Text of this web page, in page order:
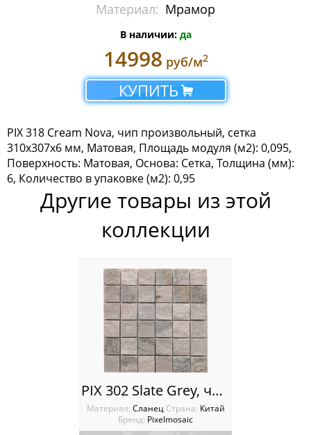
Мозаика Rose Mosaic
Мозаика Sekitei
Мозаика Starmosaic
Мозаика Опера Декора
Россия
Материал: Мрамор
В наличии: да
14998 руб/м2
КУПИТЬ
PIX 318 Cream Nova, чип произвольный, сетка
310х307х6 мм, Матовая, Площадь модуля (м2): 0,095,
Поверхность: Матовая, Основа: Сетка, Толщина (мм):
6, Количество в упаковке (м2): 0,95
Другие товары из этой
коллекции
PIX 302 Slate Grey, чип 48х48 мм, сетка 305х305 мм
Материал: Сланец Cтрана: Китай
Бренд: Pixelmosaic